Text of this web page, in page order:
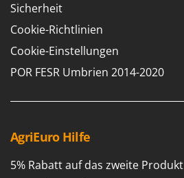
Sicherheit
Cookie-Richtlinien
Cookie-Einstellungen
POR FESR Umbrien 2014-2020
AgriEuro Hilfe
5% Rabatt auf das zweite Produkt